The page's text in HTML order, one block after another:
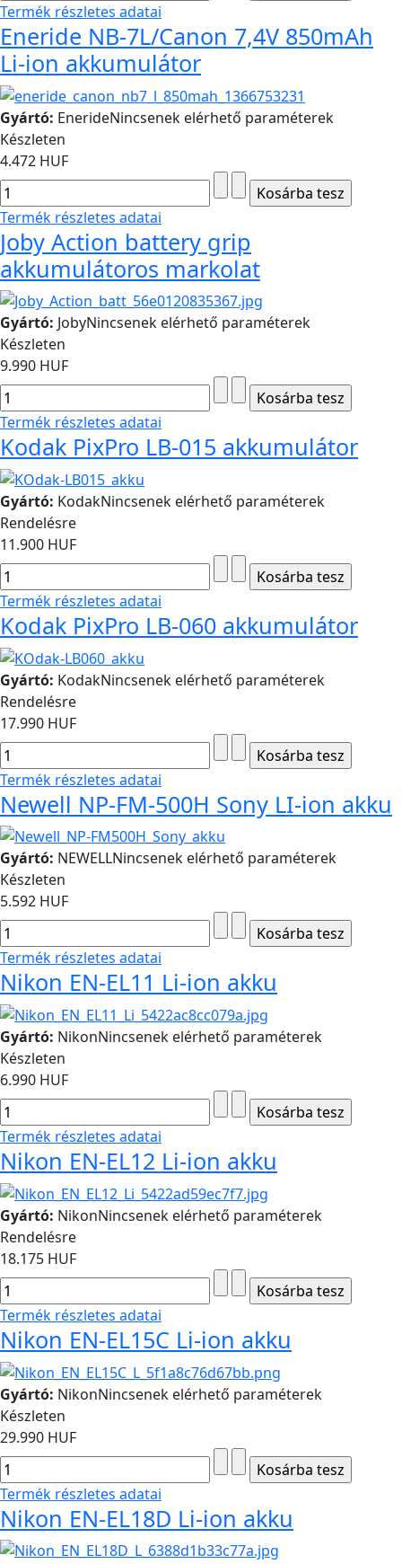
Termék részletes adatai
Eneride NB-7L/Canon 7,4V 850mAh
Li-ion akkumulátor
Gyártó: EnerideNincsenek elérhető paraméterek
Készleten
4.472 HUF
Termék részletes adatai
Joby Action battery grip
akkumulátoros markolat
Gyártó: JobyNincsenek elérhető paraméterek
Készleten
9.990 HUF
Termék részletes adatai
Kodak PixPro LB-015 akkumulátor
Gyártó: KodakNincsenek elérhető paraméterek
Rendelésre
11.900 HUF
Termék részletes adatai
Kodak PixPro LB-060 akkumulátor
Gyártó: KodakNincsenek elérhető paraméterek
Rendelésre
17.990 HUF
Termék részletes adatai
Newell NP-FM-500H Sony LI-ion akku
Gyártó: NEWELLNincsenek elérhető paraméterek
Készleten
5.592 HUF
Termék részletes adatai
Nikon EN-EL11 Li-ion akku
Gyártó: NikonNincsenek elérhető paraméterek
Készleten
6.990 HUF
Termék részletes adatai
Nikon EN-EL12 Li-ion akku
Gyártó: NikonNincsenek elérhető paraméterek
Rendelésre
18.175 HUF
Termék részletes adatai
Nikon EN-EL15C Li-ion akku
Gyártó: NikonNincsenek elérhető paraméterek
Készleten
29.990 HUF
Termék részletes adatai
Nikon EN-EL18D Li-ion akku